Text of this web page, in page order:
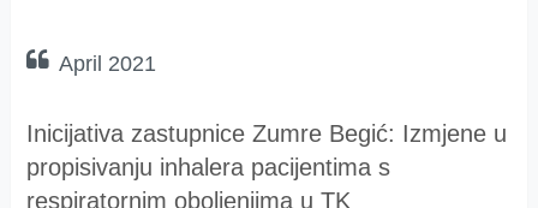
April 2021
Inicijativa zastupnice Zumre Begić: Izmjene u
propisivanju inhalera pacijentima s
respiratornim oboljenjima u TK